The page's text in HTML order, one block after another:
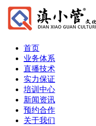
首页
业务体系
直播技术
实力保证
培训中心
新闻资讯
预约合作
关于我们